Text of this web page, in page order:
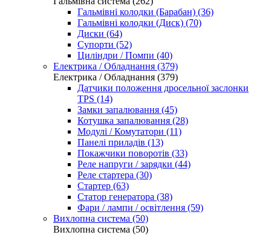
Гальмівні колодки (Барабан) (36)
Гальмівні колодки (Диск) (70)
Диски (64)
Супорти (52)
Циліндри / Помпи (40)
Електрика / Обладнання (379)
Електрика / Обладнання (379)
Датчики положення дросельної заслонки
TPS (14)
Замки запалювання (45)
Котушка запалювання (28)
Модулі / Комутатори (11)
Панелі приладів (13)
Покажчики поворотів (33)
Реле напруги / зарядки (44)
Реле стартера (30)
Стартер (63)
Статор генератора (38)
Фари / лампи / освітлення (59)
Вихлопна система (50)
Вихлопна система (50)